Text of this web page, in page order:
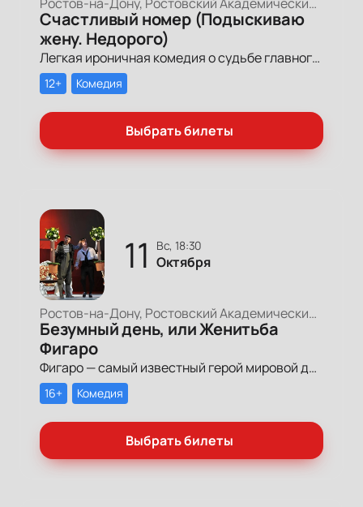
Счастливый номер (Подыскиваю
жену. Недорого)
Легкая ироничная комедия о судьбе главного героя-миллионера, который мечтает обрести успех и в личной жизни.
12+ Комедия
Выбрать билеты
11 вс, 18:30
Октября
Ростов-на-Дону, Ростовский Академический Театр Драмы, Большая сцена
Безумный день, или Женитьба
Фигаро
Фигаро — самый известный герой мировой драматургии и любимец публики уже больше двух столетий.
16+ Комедия
Выбрать билеты